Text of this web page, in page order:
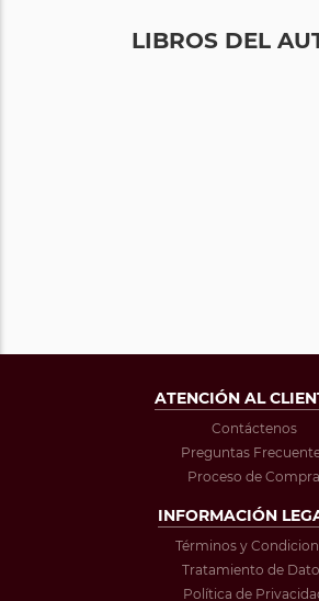
LIBROS DEL
ATENCIÓN AL
Contáctenos
Preguntas
Proceso de Compra
INFORMACIÓN
Términos y
Tratamiento de
Política de